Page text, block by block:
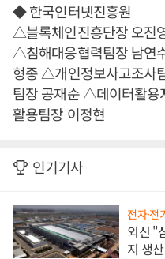
◆ 한국인터넷진흥원
△블록체인진흥단장 오진
△침해대응협력팀장 남연
형종 △개인정보사고조사
팀장 공재순 △데이터활
활용팀장 이정현
인기기사
전자·전
외신 "
지 생